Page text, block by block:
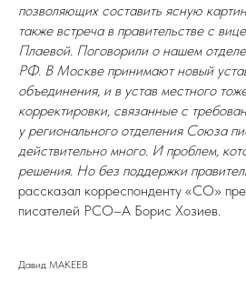
позволяющих составить ясную
также встреча в правительстве с
Плаевой. Поговорили о нашем
РФ. В Москве принимают новый
объединения, и в устав местного
корректировки, связанные с
у регионального отделения Союза
действительно много. И проблем,
решения. Но без поддержки
рассказал корреспонденту «СО»
писателей РСО–А Борис Хозиев.
Давид МАКЕЕВ